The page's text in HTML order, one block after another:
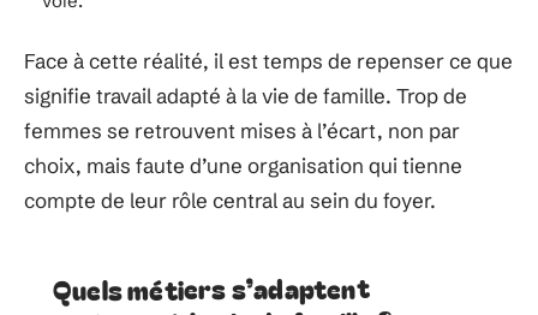
Face à cette réalité, il est temps de repenser ce que
signifie travail adapté à la vie de famille. Trop de
femmes se retrouvent mises à l’écart, non par
choix, mais faute d’une organisation qui tienne
compte de leur rôle central au sein du foyer.
Quels métiers s’adaptent